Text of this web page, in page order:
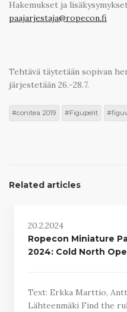
Hakemukset ja
paajarjestaja@ropecon.fi
Tehtävä täytetään sopivan
järjestetään 26.-28.7.
conitea 2019 Figupelit
Related articles
20.2.2024
Ropecon Miniature
2024: Cold North
Text: Erkka Marttio,
Lähteenmäki Find the